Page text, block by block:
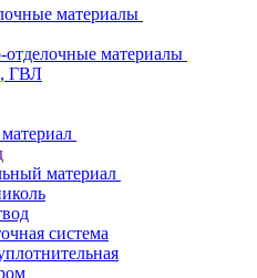
материалы
отделочные материалы
ГВЛ
материал
система